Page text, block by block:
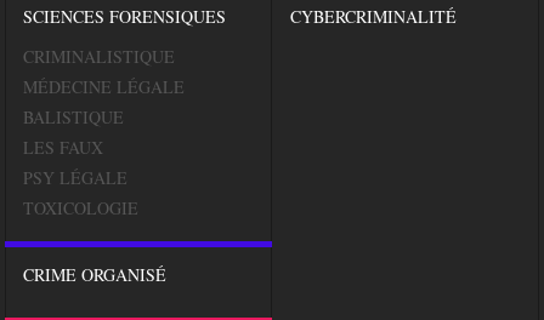
SCIENCES FORENSIQUES
CRIMINALISTIQUE
MÉDECINE LÉGALE
BALISTIQUE
LES FAUX
PSY LÉGALE
TOXICOLOGIE
CYBERCRIMINALITÉ
CRIME ORGANISÉ